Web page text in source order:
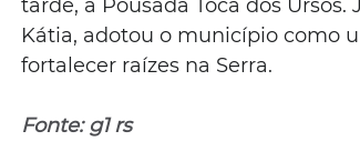
tarde, à Pousada Toca dos
Kátia, adotou o município como
fortalecer raízes na Serra.
Fonte: g1 rs